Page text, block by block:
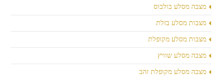
מצבה מסלע בולבוס
מצבות מסלע בזלת
מצבות מסלע מקופלת
מצבה מסלע שוויץ
מצבה מסלע מקופלת זהב